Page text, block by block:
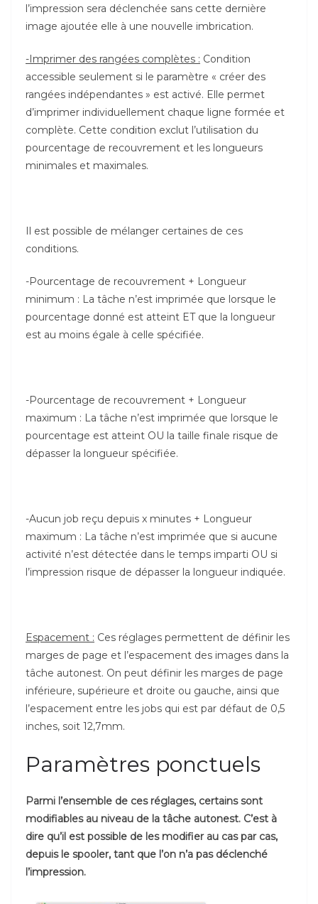
l’impression sera déclenchée sans cette dernière
image ajoutée elle à une nouvelle imbrication.
-Imprimer des rangées complètes : Condition
accessible seulement si le paramètre « créer des
rangées indépendantes » est activé. Elle permet
d’imprimer individuellement chaque ligne formée et
complète. Cette condition exclut l’utilisation du
pourcentage de recouvrement et les longueurs
minimales et maximales.
Il est possible de mélanger certaines de ces
conditions.
-Pourcentage de recouvrement + Longueur
minimum : La tâche n’est imprimée que lorsque le
pourcentage donné est atteint ET que la longueur
est au moins égale à celle spécifiée.
-Pourcentage de recouvrement + Longueur
maximum : La tâche n’est imprimée que lorsque le
pourcentage est atteint OU la taille finale risque de
dépasser la longueur spécifiée.
-Aucun job reçu depuis x minutes + Longueur
maximum : La tâche n’est imprimée que si aucune
activité n’est détectée dans le temps imparti OU si
l’impression risque de dépasser la longueur indiquée.
Espacement : Ces réglages permettent de définir les
marges de page et l’espacement des images dans la
tâche autonest. On peut définir les marges de page
inférieure, supérieure et droite ou gauche, ainsi que
l’espacement entre les jobs qui est par défaut de 0,5
inches, soit 12,7mm.
Paramètres ponctuels
Parmi l’ensemble de ces réglages, certains sont
modifiables au niveau de la tâche autonest. C’est à
dire qu’il est possible de les modifier au cas par cas,
depuis le spooler, tant que l’on n’a pas déclenché
l’impression.